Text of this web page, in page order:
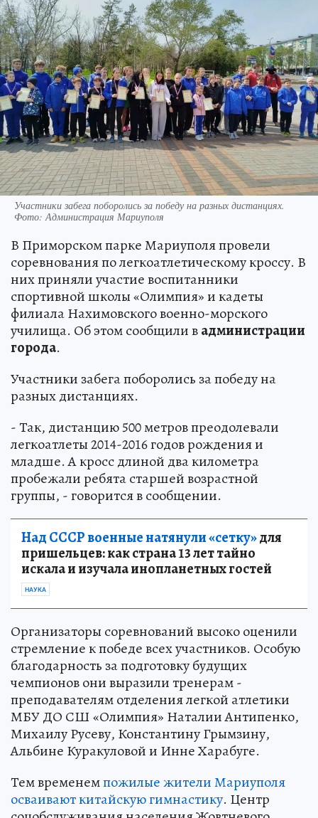
Участники забега поборолись за победу на разных дистанциях.
Фото: Администрация Мариуполя
В Приморском парке Мариуполя провели
соревнования по легкоатлетическому кроссу. В
них приняли участие воспитанники
спортивной школы «Олимпия» и кадеты
филиала Нахимовского военно-морского
училища. Об этом сообщили вадминистрации
города.
Участники забега поборолись за победу на
разных дистанциях.
- Так, дистанцию 500 метров преодолевали
легкоатлеты 2014-2016 годов рождения и
младше. А кросс длиной два километра
пробежали ребята старшей возрастной
группы, - говорится в сообщении.
Над СССР военные натянули «сетку»для
пришельцев: как страна 13 лет тайно
искала и изучала инопланетных гостей
НАУКА
Организаторы соревнований высоко оценили
стремление к победе всех участников. Особую
благодарность за подготовку будущих
чемпионов они выразили тренерам -
преподавателям отделения легкой атлетики
МБУ ДО СШ «Олимпия» Наталии Антипенко,
Михаилу Русеву, Константину Грымзину,
Альбине Куракуловой и Инне Харабуге.
Тем временемпожилые жители Мариуполя
осваивают китайскую гимнастику. Центр